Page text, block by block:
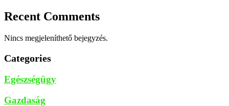
Recent Comments
Nincs megjeleníthető bejegyzés.
Categories
Egészségügy
Gazdaság